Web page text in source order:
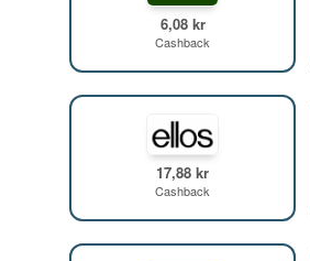
6,08 kr
Cashback
17,88 kr
Cashback